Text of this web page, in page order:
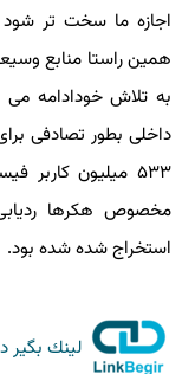
اجازه ما سخت تر شود
همین راستا منابع
داخلی بطور تصادفی
استخراج شده شده بود.
لینك بگیر